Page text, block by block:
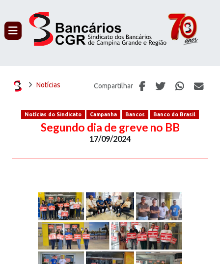
Notícias Compartilhar
Notícias do Sindicato Campanha Bancos Banco do Brasil
Segundo dia de greve no BB
17/09/2024